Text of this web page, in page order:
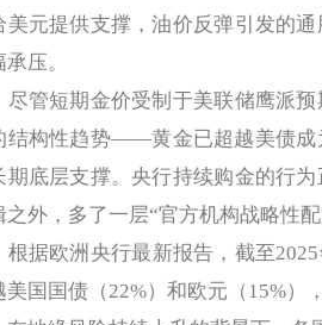
美元提供支撑，油价反弹引发的
压。
短期金价受制于美联储鹰派预
结构性趋势——黄金已超越美债
期底层支撑。央行持续购金的行
之外，多了一层“官方机构战略性
欧洲央行最新报告，截至2025
美国国债（22%）和欧元（15%）